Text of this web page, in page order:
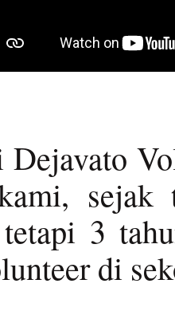
Dejavato
sejak
3
di